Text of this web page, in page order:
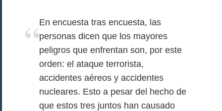
En encuesta tras encuesta, las
personas dicen que los mayores
peligros que enfrentan son, por este
orden: el ataque terrorista,
accidentes aéreos y accidentes
nucleares. Esto a pesar del hecho de
que estos tres juntos han causado